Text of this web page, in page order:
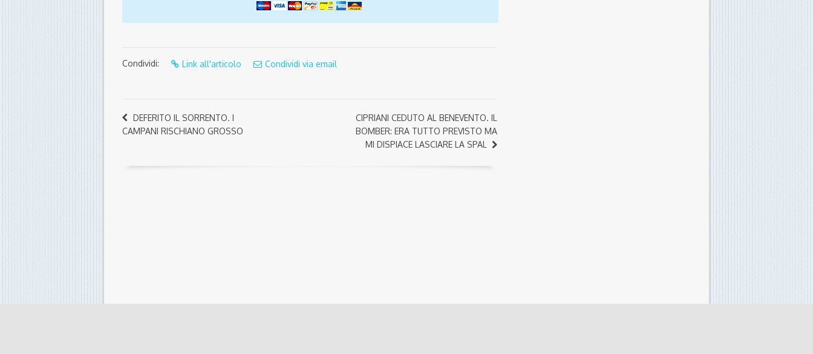
Condividi: Link all'articolo Condividi via email
DEFERITO IL SORRENTO. I
CAMPANI RISCHIANO GROSSO
CIPRIANI CEDUTO AL BENEVENTO. IL
BOMBER: ERA TUTTO PREVISTO MA
MI DISPIACE LASCIARE LA SPAL